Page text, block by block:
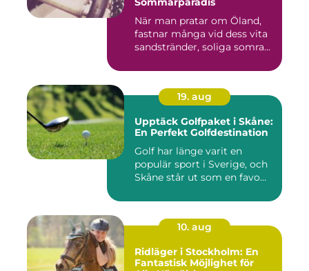
När man pratar om Öland,
fastnar många vid dess vita
sandstränder, soliga somra...
19. aug
Upptäck Golfpaket i Skåne:
En Perfekt Golfdestination
Golf har länge varit en
populär sport i Sverige, och
Skåne står ut som en favo...
10. aug
Ridläger i Stockholm: En
Fantastisk Möjlighet för